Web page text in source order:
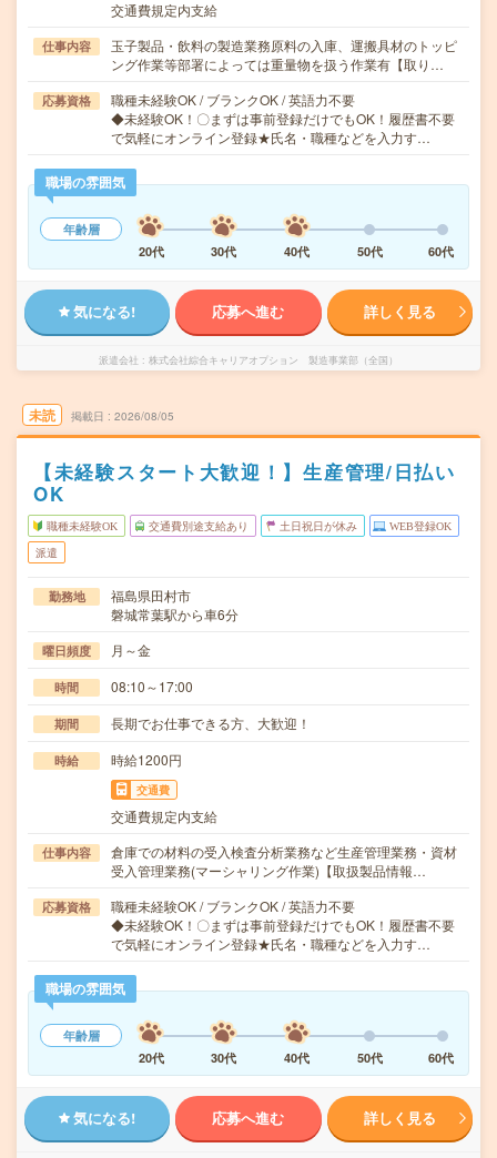
交通費規定内支給
仕事内容
玉子製品・飲料の製造業務原料の入庫、運搬具材のトッピ
ング作業等部署によっては重量物を扱う作業有【取り…
応募資格
職種未経験OK / ブランクOK / 英語力不要
◆未経験OK！〇まずは事前登録だけでもOK！履歴書不要
で気軽にオンライン登録★氏名・職種などを入力す…
職場の雰囲気
年齢層
20代
30代 40代 50代 60代
気になる! 応募へ進む 詳しく見る
派遣会社 株式会社綜合キャリアオプション 製造事業部（全国）
未読 掲載日 2026/08/05
【未経験スタート大歓迎！】生産管理/日払い
OK
職種未経験OK 交通費別途支給あり 土日祝日が休み WEB登録OK
派遣
勤務地
福島県田村市
磐城常葉駅から車6分
曜日頻度 月～金
時間 08:10～17:00
期間 長期でお仕事できる方、大歓迎！
時給 時給1200円
交通費
交通費規定内支給
仕事内容
倉庫での材料の受入検査分析業務など生産管理業務・資材
受入管理業務(マーシャリング作業)【取扱製品情報…
応募資格
職種未経験OK / ブランクOK / 英語力不要
◆未経験OK！〇まずは事前登録だけでもOK！履歴書不要
で気軽にオンライン登録★氏名・職種などを入力す…
職場の雰囲気
年齢層
20代
30代 40代 50代 60代
気になる! 応募へ進む 詳しく見る